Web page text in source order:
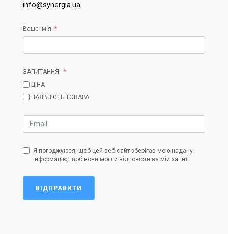
info@synergia.ua
Ваше ім'я
ЗАПИТАННЯ:
ЦІНА
НАЯВНІСТЬ ТОВАРА
Я погоджуюся, щоб цей веб-сайт зберігав мою надану
інформацію, щоб вони могли відповісти на мій запит
ВІДПРАВИТИ